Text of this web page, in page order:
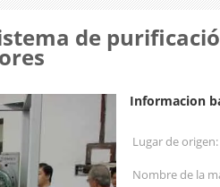
de
Informacion
Lugar de origen:
Nombre de la